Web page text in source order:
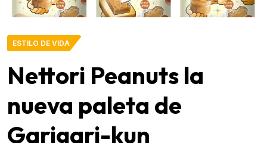
ESTILO DE VIDA
Nettori Peanuts la
nueva paleta de
Garigari-kun